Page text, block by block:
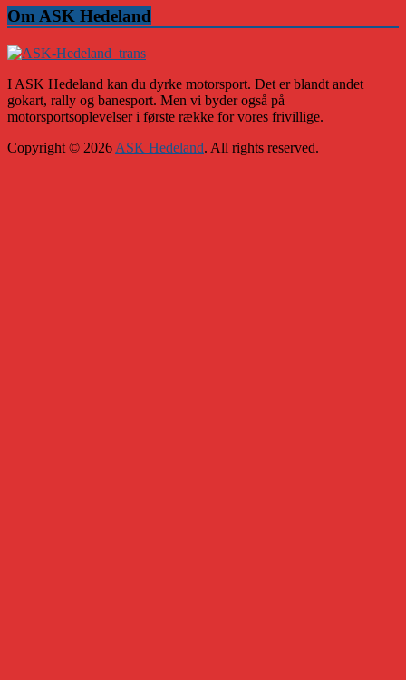
Om ASK Hedeland
I ASK Hedeland kan du dyrke motorsport. Det er blandt andet
gokart, rally og banesport. Men vi byder også på
motorsportsoplevelser i første række for vores frivillige.
Copyright © 2026 ASK Hedeland. All rights reserved.